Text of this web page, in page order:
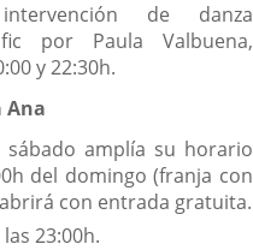
de danza
por Paula Valbuena,
y 22:30h.
Ana
amplía su horario
del domingo (franja con
con entrada gratuita.
23:00h.